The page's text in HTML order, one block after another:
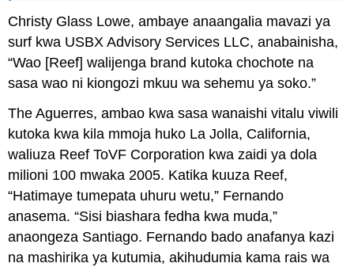
Christy Glass Lowe, ambaye anaangalia mavazi ya
surf kwa USBX Advisory Services LLC, anabainisha,
“Wao [Reef] walijenga brand kutoka chochote na
sasa wao ni kiongozi mkuu wa sehemu ya soko.”
The Aguerres, ambao kwa sasa wanaishi vitalu viwili
kutoka kwa kila mmoja huko La Jolla, California,
waliuza Reef ToVF Corporation kwa zaidi ya dola
milioni 100 mwaka 2005. Katika kuuza Reef,
“Hatimaye tumepata uhuru wetu,” Fernando
anasema. “Sisi biashara fedha kwa muda,”
anaongeza Santiago. Fernando bado anafanya kazi
na mashirika ya kutumia, akihudumia kama rais wa